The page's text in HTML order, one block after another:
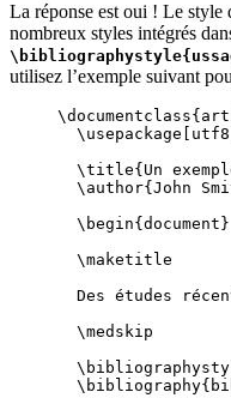
La réponse est oui ! Le style
nombreux styles intégrés
utilisez l’exemple suivant
\documentclass{
\usepackage
utf8
\title{Un
\author{John
\begin{ document }
\maketitle
Des études
\medskip
\bibliography